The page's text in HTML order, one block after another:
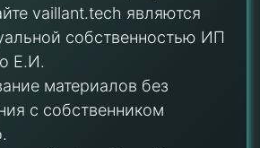
vaillant.tech являются
собственностью ИП
Е.И.
материалов без
с собственником